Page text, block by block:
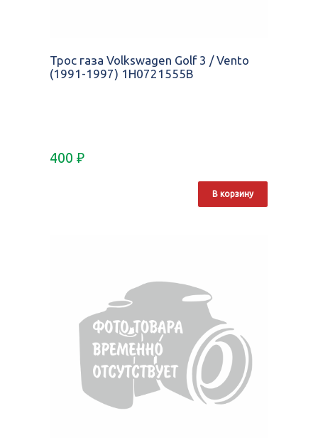
Трос газа Volkswagen Golf 3 / Vento
(1991-1997) 1H0721555B
400 ₽
В корзину